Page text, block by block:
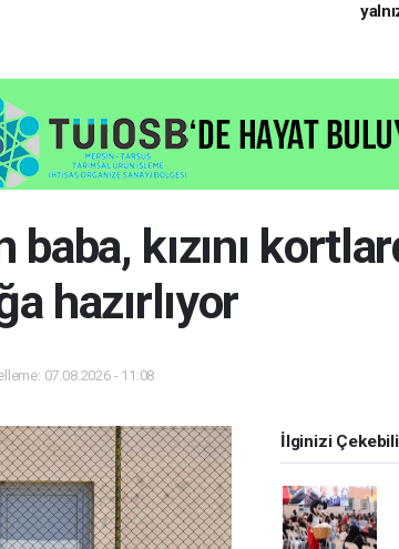
kızını
hazırlıyor
07.08.2026 - 11:08
İlginizi